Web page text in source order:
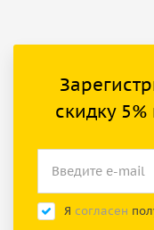
скидку
Я согласен